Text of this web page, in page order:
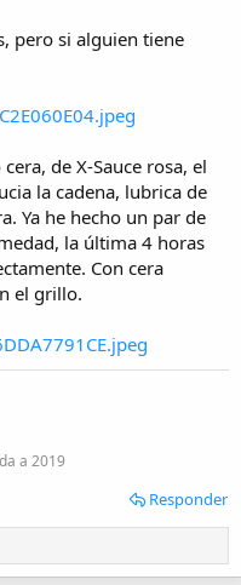
pero si alguien tiene
de X-Sauce rosa, el
la cadena, lubrica de
Ya he hecho un par de
la última 4 horas
Con cera
el grillo.
a 2019
Responder